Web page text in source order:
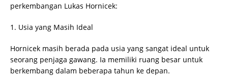
perkembangan Lukas Hornicek:
1. Usia yang Masih Ideal
Hornicek masih berada pada usia yang sangat ideal untuk
seorang penjaga gawang. Ia memiliki ruang besar untuk
berkembang dalam beberapa tahun ke depan.